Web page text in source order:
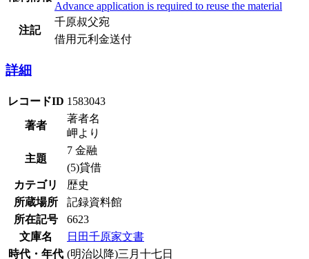
Advance application is required to reuse the material
注記
千原叔父宛
借用元利金送付
詳細
レコードID 1583043
著者
著者名
岬より
主題
7 金融
(5)貸借
カテゴリ
歴史
所蔵場所
記録資料館
所在記号
6623
文庫名
日田千原家文書
時代・年代 (明治以降)三月十七日